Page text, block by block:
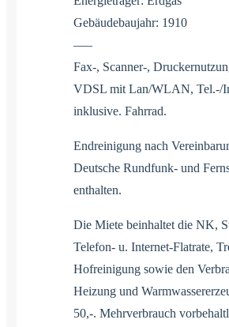
Gebäudebaujahr: 1910
—–
Fax-, Scanner-,
VDSL mit Lan/WLAN, Tel.-/
inklusive. Fahrrad.
Endreinigung nach
Deutsche Rundfunk- und
enthalten.
Die Miete beinhaltet die NK,
Telefon- u. Internet-Flatrate,
Hofreinigung sowie den
Heizung und
50,-. Mehrverbrauch